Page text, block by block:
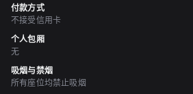
付款方式
不接受信用卡
个人包厢
无
吸烟与禁烟
所有座位均禁止吸烟